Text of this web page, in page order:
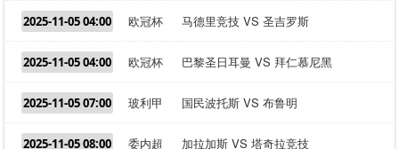
2025-11-05 04:00 欧冠杯 马德里竞技 VS 圣吉罗斯
2025-11-05 04:00 欧冠杯 巴黎圣日耳曼 VS 拜仁慕尼黑
2025-11-05 07:00 玻利甲 国民波托斯 VS 布鲁明
2025-11-05 08:00 委内超 加拉加斯 VS 塔奇拉竞技